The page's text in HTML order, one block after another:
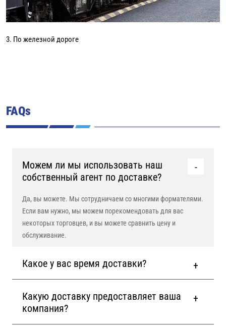
3. По железной дороге
FAQs
Можем ли мы использовать наш
собственный агент по доставке?
Да, вы можете. Мы сотрудничаем со многими формателями.
Если вам нужно, мы можем порекомендовать для вас
некоторых торговцев, и вы можете сравнить цену и
обслуживание.
Какое у вас время доставки?
Какую доставку предоставляет ваша
компания?